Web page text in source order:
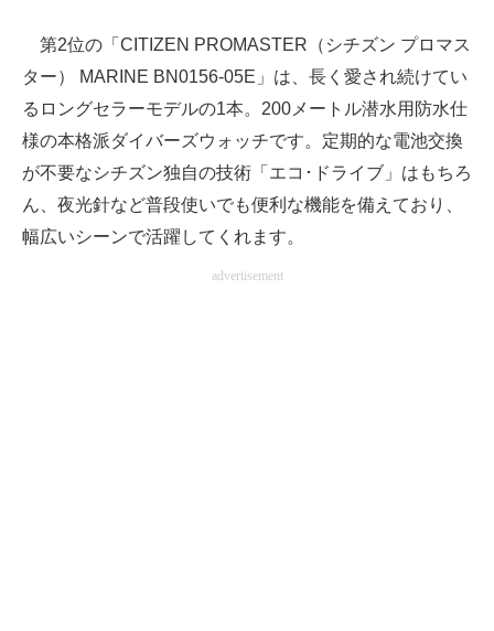
第2位の「CITIZEN PROMASTER（シチズン プロマス
ター） MARINE BN0156-05E」は、長く愛され続けてい
るロングセラーモデルの1本。200メートル潜水用防水仕
様の本格派ダイバーズウォッチです。定期的な電池交換
が不要なシチズン独自の技術「エコ･ドライブ」はもちろ
ん、夜光針など普段使いでも便利な機能を備えており、
幅広いシーンで活躍してくれます。
advertisement